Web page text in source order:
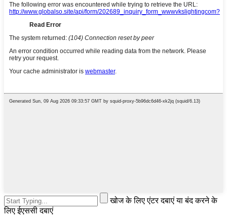
खोज के लिए एंटर दबाएं या बंद करने के
लिए ईएससी दबाएं